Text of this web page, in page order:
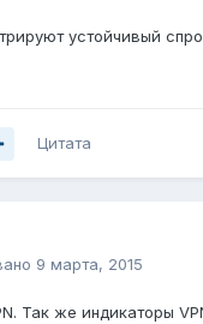
устойчивый
Цитата
9 марта, 2015
Так же индикаторы